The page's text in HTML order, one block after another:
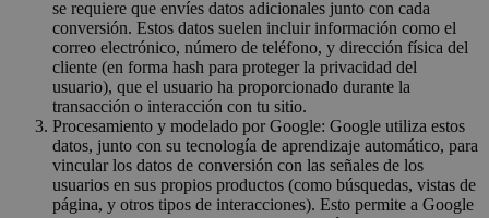
se requiere que envíes datos adicionales junto con cada
conversión. Estos datos suelen incluir información como el
correo electrónico, número de teléfono, y dirección física del
cliente (en forma hash para proteger la privacidad del
usuario), que el usuario ha proporcionado durante la
transacción o interacción con tu sitio.
Procesamiento y modelado por Google: Google utiliza estos
datos, junto con su tecnología de aprendizaje automático, para
vincular los datos de conversión con las señales de los
usuarios en sus propios productos (como búsquedas, vistas de
página, y otros tipos de interacciones). Esto permite a Google